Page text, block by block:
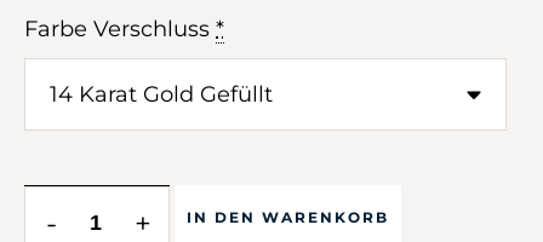
Farbe Verschluss *
- + IN DEN WARENKORB